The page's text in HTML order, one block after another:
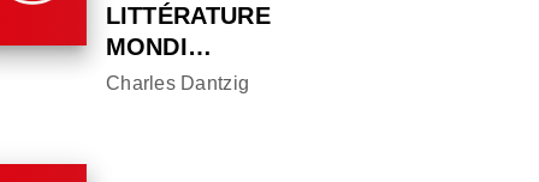
LITTÉRATURE
MONDI…
Charles Dantzig